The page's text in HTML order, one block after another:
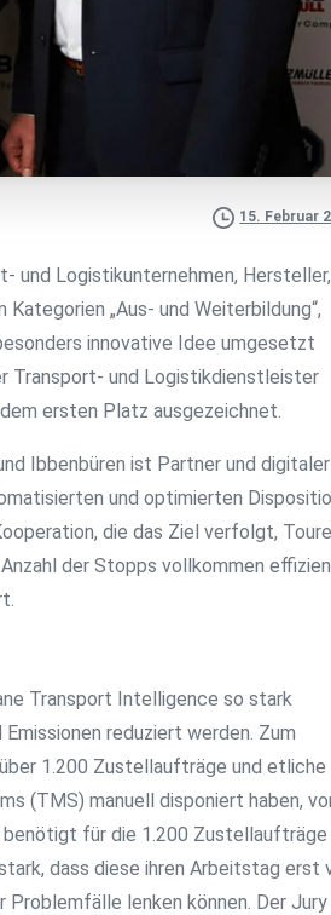
15. Februar
und Logistikunternehmen, Hersteller,
„Aus- und Weiterbildung“,
innovative Idee umgesetzt
Transport- und Logistikdienstleister
ersten Platz ausgezeichnet.
Ibbenbüren ist Partner und digitaler
und optimierten
die das Ziel verfolgt,
der Stopps vollkommen
Transport Intelligence so stark
reduziert werden. Zum
1.200 Zustellaufträge und etliche
(TMS) manuell disponiert haben,
für die 1.200 Zustellaufträge
dass diese ihren Arbeitstag erst
lenken können. Der Jury